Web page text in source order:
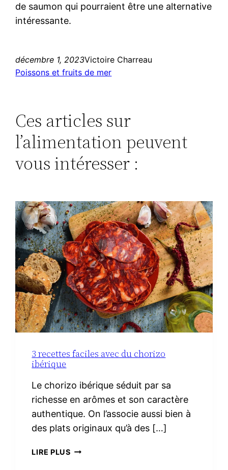
de saumon qui pourraient être une alternative
intéressante.
décembre 1, 2023Victoire Charreau
Poissons et fruits de mer
Ces articles sur
l’alimentation peuvent
vous intéresser :
3 recettes faciles avec du chorizo
ibérique
Le chorizo ibérique séduit par sa
richesse en arômes et son caractère
authentique. On l’associe aussi bien à
des plats originaux qu’à des […]
LIRE PLUS3